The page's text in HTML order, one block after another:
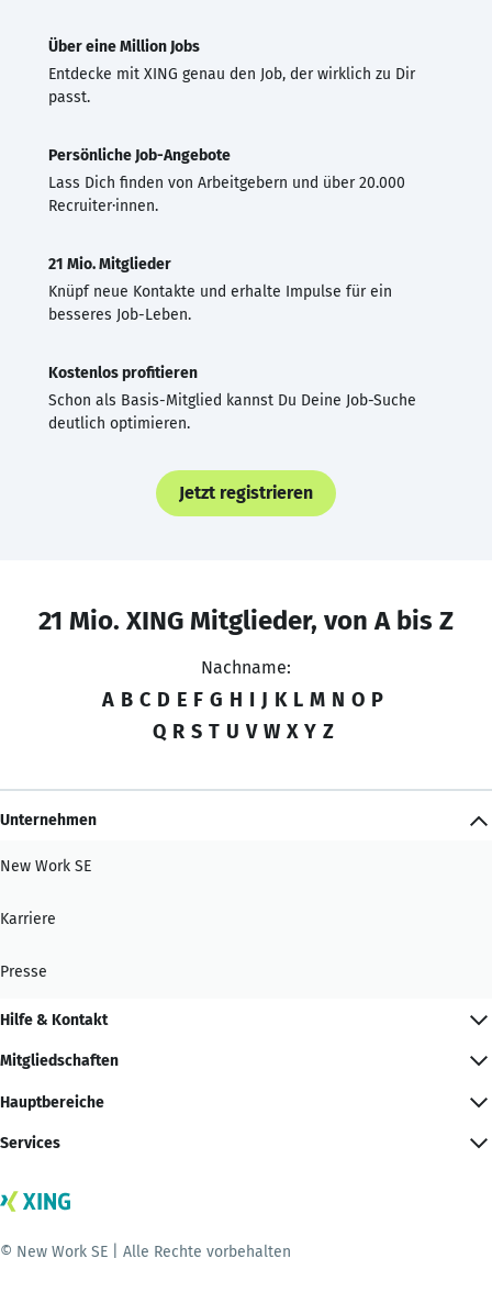
Über eine Million Jobs
Entdecke mit XING genau den Job, der wirklich zu Dir
passt.
Persönliche Job-Angebote
Lass Dich finden von Arbeitgebern und über 20.000
Recruiter·innen.
21 Mio. Mitglieder
Knüpf neue Kontakte und erhalte Impulse für ein
besseres Job-Leben.
Kostenlos profitieren
Schon als Basis-Mitglied kannst Du Deine Job-Suche
deutlich optimieren.
Jetzt registrieren
21 Mio. XING Mitglieder, von A bis Z
Nachname:
A B C D E F G H I J K L M N O P
Q R S T U V W X Y Z
Unternehmen
New Work SE
Karriere
Presse
Hilfe & Kontakt
Mitgliedschaften
Hauptbereiche
Services
© New Work SE | Alle Rechte vorbehalten